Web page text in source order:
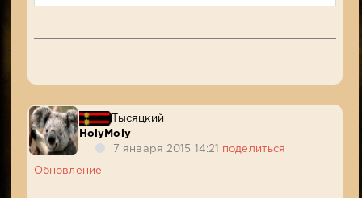
Тысяцкий
HolyMoly
7 января 2015 14:21 поделиться
Обновление